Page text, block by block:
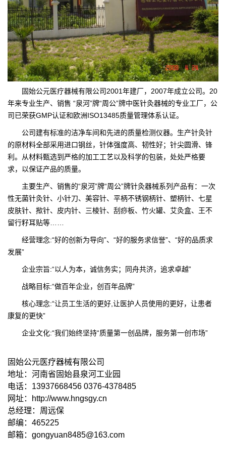
固始公元医疗器械有限公司2001年建厂，2007年成立公司。20
年来专业生产、销售 “泉河”牌“周公”牌中医针灸器械的专业工厂，公
司已荣获GMP认证和欧洲ISO13485质量管理体系认证。
公司建有标准的洁净车间和先进的质量检测仪器。生产针灸针
的原材料全部采用进口钢丝，针体强度高、韧性好；针尖圆滑、锋
利。从材料甄选到严格的加工工艺以及科学的包装，处处严格要
求，以保证产品的质量。
主要生产、销售的“泉河”牌“周公”牌针灸器械系列产品有：一次
性无菌针灸针、小针刀、美容针、平柄不锈钢柄针、塑柄针、七星
皮肤针、揿针、皮内针、三棱针、刮痧板、竹火罐、艾灸盒、王不
留行籽耳贴等……
经营理念:“好的创新为导向”、“好的服务求信誉”、“好的品质求
发展”
企业宗旨:“以人为本，诚信务实；同舟共济，追求卓越”
战略目标:“做百年企业，创百年品牌”
核心理念:“让员工生活的更好,让医护人员使用的更好，让患者
康复的更快”
企业文化:“我们始终坚持“质量第一创品牌，服务第一创市场”
固始公元医疗器械有限公司
地址：河南省固始县泉河工业园
电话：13937668456 0376-4378485
网址：http://www.hngsgy.cn
总经理：周远保
邮编：465225
邮箱：gongyuan8485@163.com